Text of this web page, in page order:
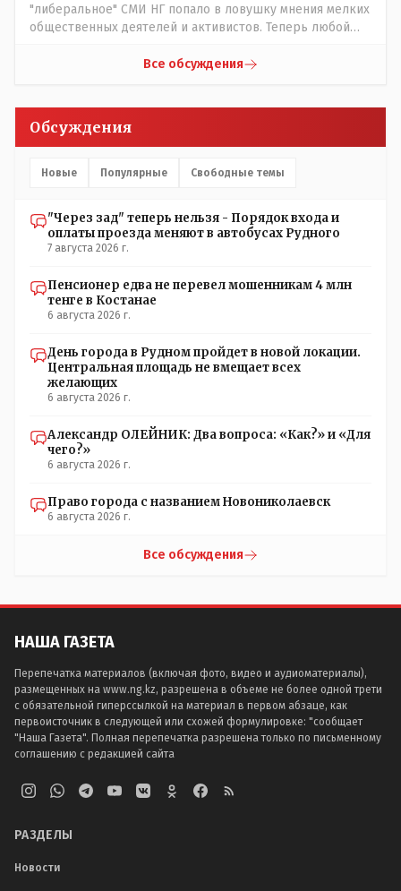
"либеральное" СМИ НГ попало в ловушку мнения мелких
общественных деятелей и активистов. Теперь любой
условия газете информационно бомбордируя ее пока та
ниче не значат. Прискорбно и иронично
Все обсуждения
Обсуждения
Новые Популярные Свободные темы
"Через зад" теперь нельзя - Порядок входа и
оплаты проезда меняют в автобусах Рудного
7 августа 2026 г.
Пенсионер едва не перевел мошенникам 4 млн
тенге в Костанае
6 августа 2026 г.
День города в Рудном пройдет в новой локации.
Центральная площадь не вмещает всех
желающих
6 августа 2026 г.
Александр ОЛЕЙНИК: Два вопроса: «Как?» и «Для
чего?»
6 августа 2026 г.
Право города с названием Новониколаевск
6 августа 2026 г.
Все обсуждения
НАША ГАЗЕТА
Перепечатка материалов (включая фото, видео и аудиоматериалы),
размещенных на www.ng.kz, разрешена в объеме не более одной трети
с обязательной гиперссылкой на материал в первом абзаце, как
первоисточник в следующей или схожей формулировке: "сообщает
"Наша Газета". Полная перепечатка разрешена только по письменному
соглашению с редакцией сайта
РАЗДЕЛЫ
Новости